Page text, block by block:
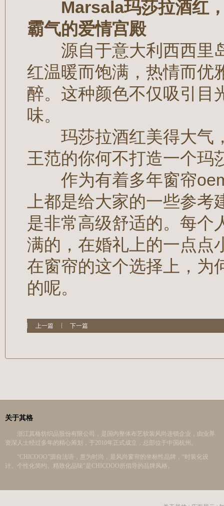
Marsala玛莎拉酒红
霸气的爱情宫殿
源自于意大利西西里
红温暖而饱满，热情而优
醉。这种颜色不仅吸引目
味。
玛莎拉酒红美得大气
王范的你何不打造一个玛
作为有着多年窗帘oem
上都是给大家的一些参
是非常高级舒适的。每个
满的，在婚礼上的一点点
在窗帘的这个选择上，为
的呢。
上一篇 下一篇
关于其格
浙江其格纺织品股份有限公司，是国内整体布艺软装风尚连锁企业，由业界
资深人士经过多年的精心筹划，于2010年正式成立，总部位于中国杭州。
“CHICOOO”源自法语，意为时尚，是风尚窗帘的坐标性品牌，“时装化设
计、个性化简约、精致化品味”是CHICOOO所倡导的品牌风格。